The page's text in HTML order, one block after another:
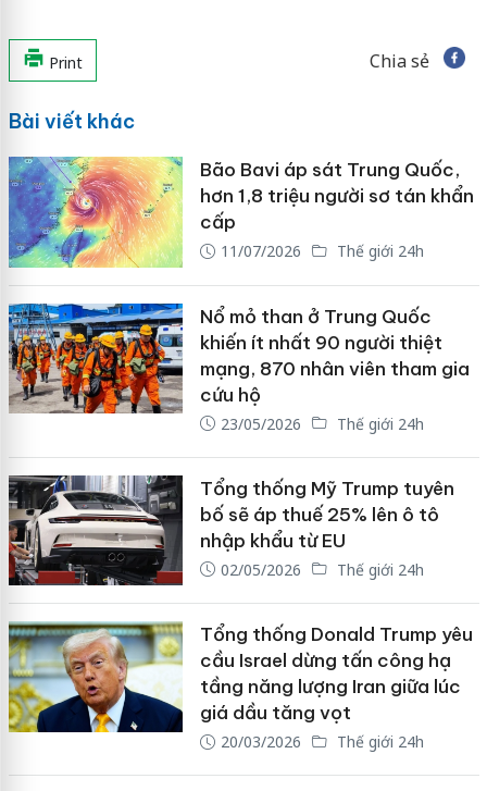
Print Chia sẻ
Bài viết khác
Bão Bavi áp sát Trung Quốc,
hơn 1,8 triệu người sơ tán khẩn
cấp
11/07/2026 Thế giới 24h
Nổ mỏ than ở Trung Quốc
khiến ít nhất 90 người thiệt
mạng, 870 nhân viên tham gia
cứu hộ
23/05/2026 Thế giới 24h
Tổng thống Mỹ Trump tuyên
bố sẽ áp thuế 25% lên ô tô
nhập khẩu từ EU
02/05/2026 Thế giới 24h
Tổng thống Donald Trump yêu
cầu Israel dừng tấn công hạ
tầng năng lượng Iran giữa lúc
giá dầu tăng vọt
20/03/2026 Thế giới 24h